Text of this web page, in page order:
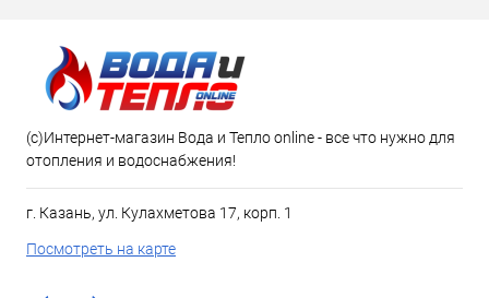
(c)Интернет-магазин Вода и Тепло online - все что нужно для
отопления и водоснабжения!
г. Казань, ул. Кулахметова 17, корп. 1
Посмотреть на карте